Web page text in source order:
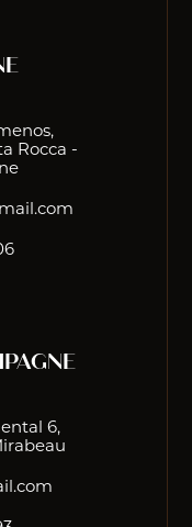
Rocca -
6,